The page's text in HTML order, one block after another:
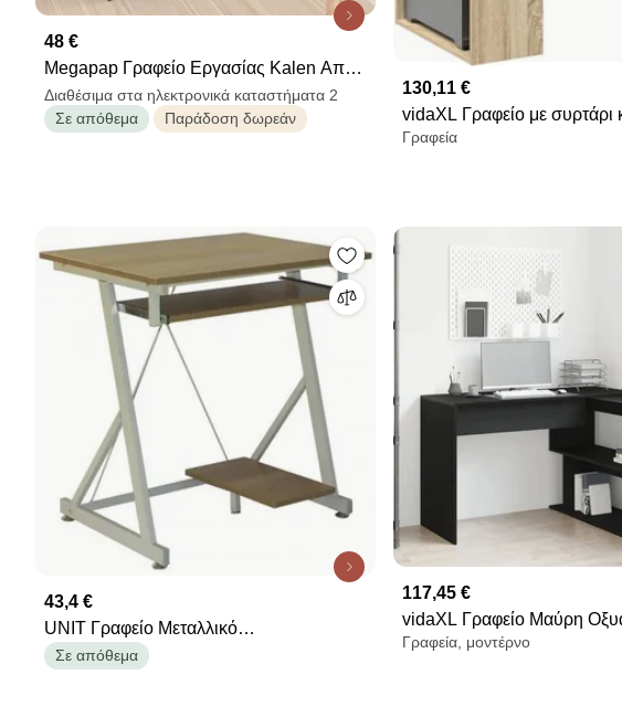
48 €
Megapap Γραφείο Εργασίας Kalen Από
Μελαμίνη Ανθρακί
Διαθέσιμα στα ηλεκτρονικά καταστήματα 2
Σε απόθεμα
Παράδοση δωρεάν
130,11 €
vidaXL Γραφείο με συρτάρι
Δρυς sonoma 102x62x77,5
Γραφεία
43,4 €
UNIT Γραφείο Μεταλλικό
Άσπρο/Sonoma 70x55x75cm ΕΟ435
Σε απόθεμα
117,45 €
vidaXL Γραφείο Μαύρη
Επεξεργασμένο Ξύλο 200 x
Γραφεία, μοντέρνο